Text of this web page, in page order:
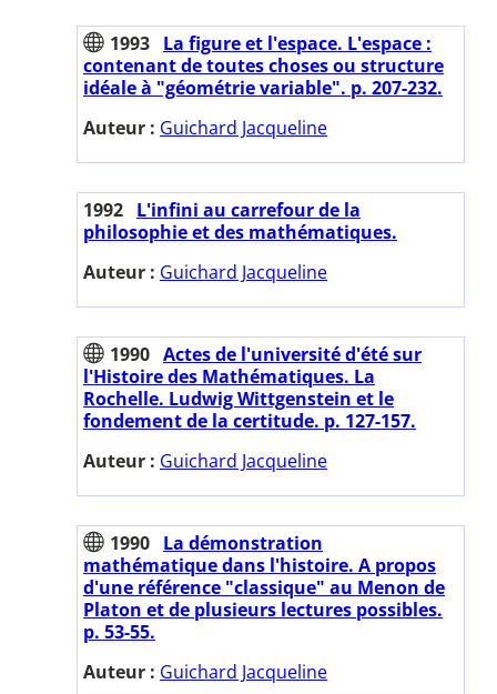
1993 La figure et l'espace. L'espace :
contenant de toutes choses ou structure
idéale à "géométrie variable". p. 207-232.
Auteur : Guichard Jacqueline
1992 L'infini au carrefour de la
philosophie et des mathématiques.
Auteur : Guichard Jacqueline
1990 Actes de l'université d'été sur
l'Histoire des Mathématiques. La
Rochelle. Ludwig Wittgenstein et le
fondement de la certitude. p. 127-157.
Auteur : Guichard Jacqueline
1990 La démonstration
mathématique dans l'histoire. A propos
d'une référence "classique" au Menon de
Platon et de plusieurs lectures possibles.
p. 53-55.
Auteur : Guichard Jacqueline